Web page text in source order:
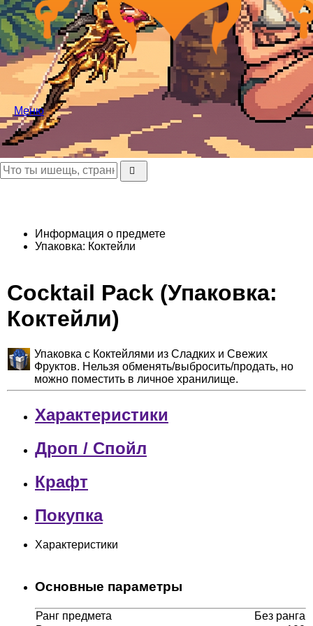
Меню
Информация о предмете
Упаковка: Коктейли
Cocktail Pack (Упаковка:
Коктейли)
Упаковка с Коктейлями из Сладких и Свежих
Фруктов. Нельзя обменять/выбросить/продать, но
можно поместить в личное хранилище.
Характеристики
Дроп / Спойл
Крафт
Покупка
Характеристики
Основные параметры
Ранг предмета
Без ранга